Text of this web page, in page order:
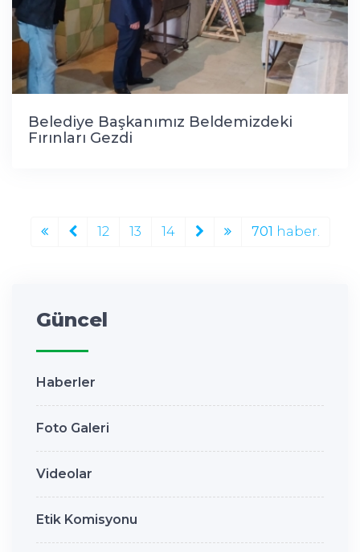
Belediye Başkanımız Beldemizdeki
Fırınları Gezdi
12 13 14 701 haber.
Güncel
Haberler
Foto Galeri
Videolar
Etik Komisyonu